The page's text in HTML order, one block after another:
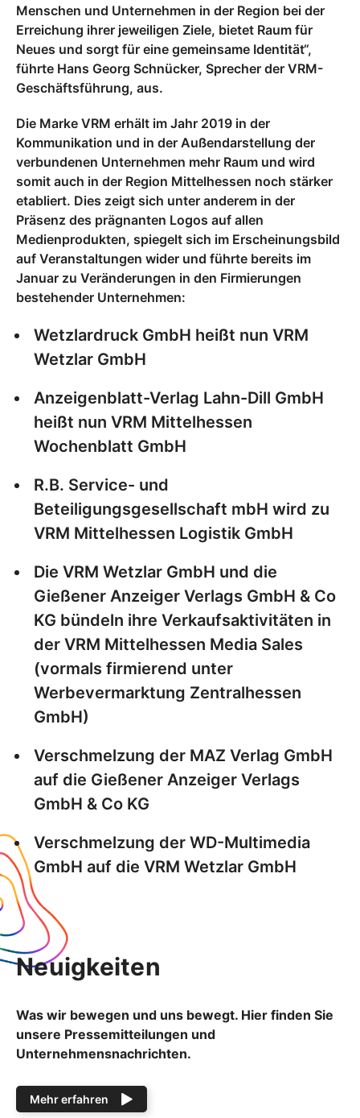
Menschen und Unter­nehmen in der Region bei der
Erreichung ihrer jeweiligen Ziele, bietet Raum für
Neues und sorgt für eine gemeinsame Identität“,
führte Hans Georg Schnücker, Sprecher der VRM-
Geschäftsführung, aus.
Die Marke VRM erhält im Jahr 2019 in der
Kommunikation und in der Außendarstellung der
verbundenen Unternehmen mehr Raum und wird
somit auch in der Region Mittelhessen noch stärker
etabliert. Dies zeigt sich unter anderem in der
Präsenz des prägnanten Logos auf allen
Medienprodukten, spiegelt sich im Erscheinungsbild
auf Veranstaltungen wider und führte bereits im
Januar zu Veränderungen in den Firmierungen
bestehender Unternehmen:
Wetzlardruck GmbH heißt nun VRM
Wetzlar GmbH
Anzeigenblatt-Verlag Lahn-Dill GmbH
heißt nun VRM Mittelhessen
Wochenblatt GmbH
R.B. Service- und
Beteiligungsgesellschaft mbH wird zu
VRM Mittelhessen Logistik GmbH
Die VRM Wetzlar GmbH und die
Gießener Anzeiger Verlags GmbH & Co
KG bündeln ihre Verkaufsaktivitäten in
der VRM Mittelhessen Media Sales
(vormals firmierend unter
Werbevermarktung Zentralhessen
GmbH)
Verschmelzung der MAZ Verlag GmbH
auf die Gießener Anzeiger Verlags
GmbH & Co KG
Verschmelzung der WD-Multimedia
GmbH auf die VRM Wetzlar GmbH
Neuigkeiten
Was wir bewegen und uns bewegt. Hier finden Sie
unsere Pressemitteilungen und
Unternehmensnachrichten.
Mehr erfahren